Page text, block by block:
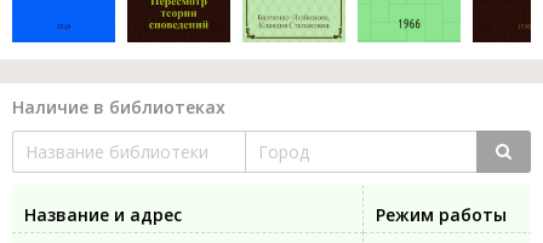
Наличие в библиотеках
Название и адрес
Режим работы